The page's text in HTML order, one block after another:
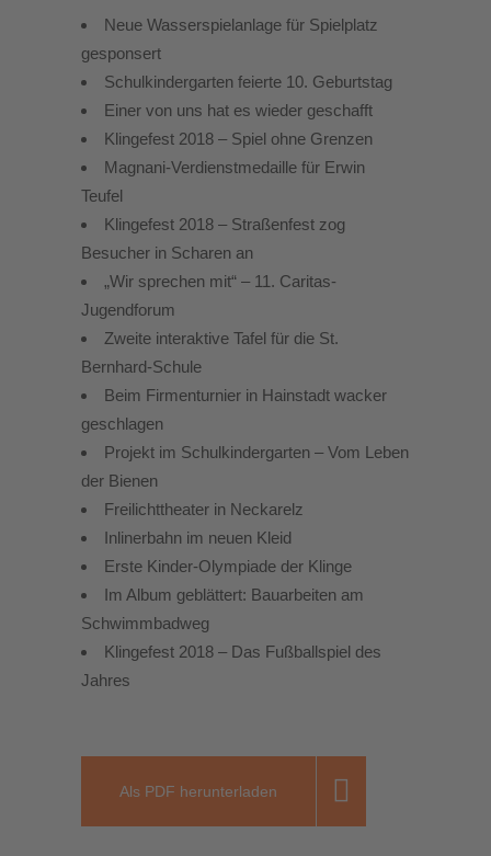
Neue Wasserspielanlage für Spielplatz
gesponsert
Schulkindergarten feierte 10. Geburtstag
Einer von uns hat es wieder geschafft
Klingefest 2018 – Spiel ohne Grenzen
Magnani-Verdienstmedaille für Erwin
Teufel
Klingefest 2018 – Straßenfest zog
Besucher in Scharen an
„Wir sprechen mit“ – 11. Caritas-
Jugendforum
Zweite interaktive Tafel für die St.
Bernhard-Schule
Beim Firmenturnier in Hainstadt wacker
geschlagen
Projekt im Schulkindergarten – Vom Leben
der Bienen
Freilichttheater in Neckarelz
Inlinerbahn im neuen Kleid
Erste Kinder-Olympiade der Klinge
Im Album geblättert: Bauarbeiten am
Schwimmbadweg
Klingefest 2018 – Das Fußballspiel des
Jahres
Als PDF herunterladen